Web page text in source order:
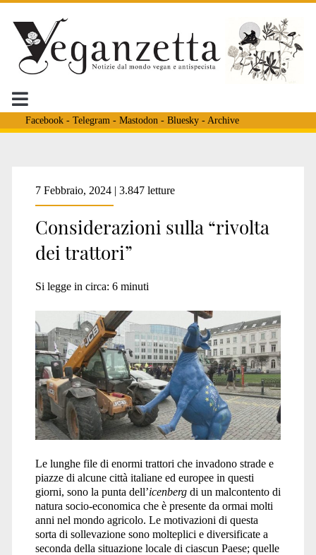
Facebook- Telegram - Mastodon - Bluesky- Archive
Tag:
<span>rivolta
trattori</span>
7 Febbraio, 2024 | 3.847 letture
Considerazioni sulla “rivolta
dei trattori”
Si legge in circa: 6 minuti
Le lunghe file di enormi trattori che invadono strade e
piazze di alcune città italiane ed europee in questi
giorni, sono la punta dell’icenbergdi un malcontento di
natura socio-economica che è presente da ormai molti
anni nel mondo agricolo. Le motivazioni di questa
sorta di sollevazione sono molteplici e diversificate a
seconda della situazione locale di ciascun Paese; quelle